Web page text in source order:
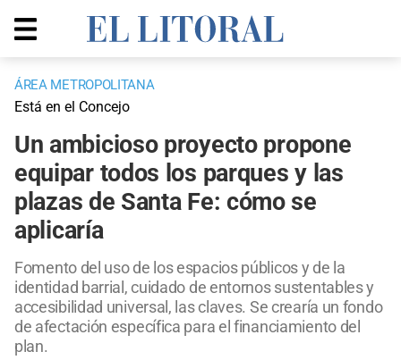
ÁREA METROPOLITANA
Está en el Concejo
Un ambicioso proyecto propone
equipar todos los parques y las
plazas de Santa Fe: cómo se
aplicaría
Fomento del uso de los espacios públicos y de la
identidad barrial, cuidado de entornos sustentables y
accesibilidad universal, las claves. Se crearía un fondo
de afectación específica para el financiamiento del
plan.